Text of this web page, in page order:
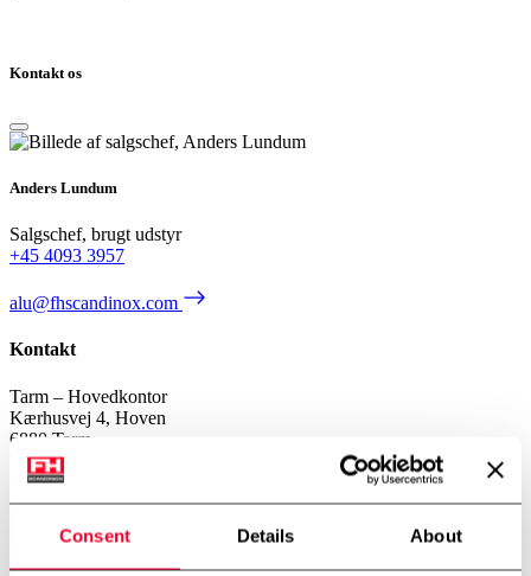
Consent Details About
Kontakt os
Anders Lundum
Salgschef, brugt udstyr
+45 4093 3957
alu@fhscandinox.com
Kontakt
Tarm – Hovedkontor
Kærhusvej 4, Hoven
6880 Tarm
Telefon:
CVR: 14919287
Gerstenberg Services A/S
Vibeholmsvej 21/22